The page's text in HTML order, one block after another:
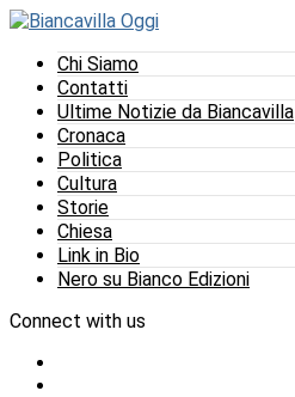
Chi Siamo
Contatti
Ultime Notizie da Biancavilla
Cronaca
Politica
Cultura
Storie
Chiesa
Link in Bio
Nero su Bianco Edizioni
Connect with us